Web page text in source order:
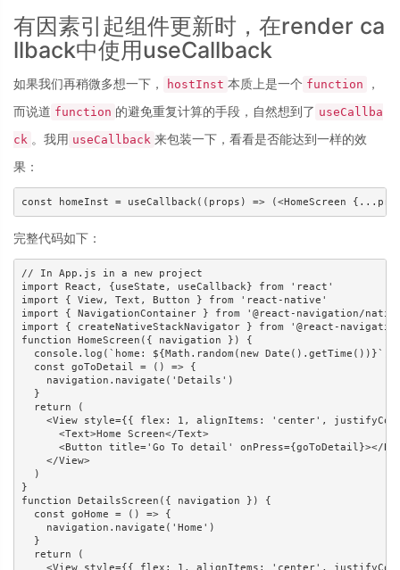
有因素引起组件更新时，在render ca
llback中使用useCallback
如果我们再稍微多想一下， hostInst 本质上是一个 function
，
而说道 function 的避免重复计算的手段，自然想到了 useCallba
ck 。我用 useCallback 来包装一下，看看是否能达到一样的效
果：
完整代码如下：
// In App.js in a new project
import React, {useState, useCallback} from 'react'
import { View, Text, Button } from 'react-native'
import { NavigationContainer } from '@react-navigation/
import { createNativeStackNavigator } from '@react-
function HomeScreen({ navigation }) {
  console.log(`home: ${Math.random(new Date().getTime())}`)
  const goToDetail = () => {
    navigation.navigate('Details')
  }
  return (
<View style={{ flex: 1, alignItems: 'center',
      <Text>Home Screen</Text>
<Button title='Go To detail' onPress={goToDetail}></
    </View>
  )
}
function DetailsScreen({ navigation }) {
  const goHome = () => {
    navigation.navigate('Home')
  }
  return (